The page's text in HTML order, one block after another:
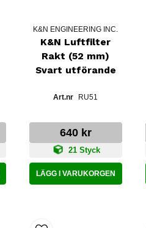
K&N ENGINEERING INC.
K&N Luftfilter
Rakt (52 mm)
Svart utförande
RU51
640 kr
21 Styck
LÄGG I VARUKORGEN